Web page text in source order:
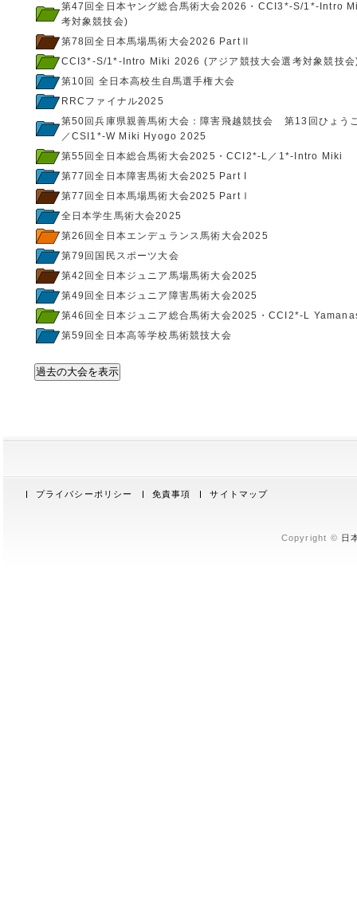
第47回全日本ヤング総合馬術大会2026・CCI3*-S/1*-Intro
考対象競技会)
第78回全日本馬場馬術大会2026 PartⅡ
CCI3*-S/1*-Intro Miki 2026 (アジア競技大会選考対象競技
第10回 全日本高校生自馬選手権大会
RRCファイナル2025
第50回兵庫県親善馬術大会：障害飛越競技会 第13回ひょう
／CSI1*-W Miki Hyogo 2025
第55回全日本総合馬術大会2025・CCI2*-L／1*-Intro Miki
第77回全日本障害馬術大会2025 Part I
第77回全日本馬場馬術大会2025 PartⅠ
全日本学生馬術大会2025
第26回全日本エンデュランス馬術大会2025
第79回国民スポーツ大会
第42回全日本ジュニア馬場馬術大会2025
第49回全日本ジュニア障害馬術大会2025
第46回全日本ジュニア総合馬術大会2025・CCI2*-L
第59回全日本高等学校馬術競技大会
過去の大会を表示
プライバシーポリシー 免責事項 サイトマップ
Copyright © 日